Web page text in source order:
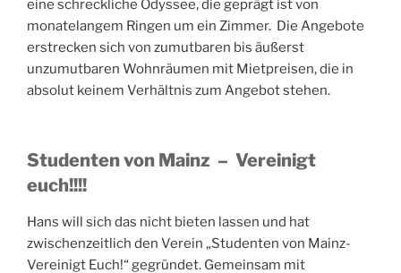
eine schreckliche Odyssee, die geprägt ist von
monatelangem Ringen um ein Zimmer. Die Angebote
erstrecken sich von zumutbaren bis äußerst
unzumutbaren Wohnräumen mit Mietpreisen, die in
absolut keinem Verhältnis zum Angebot stehen.
Studenten von Mainz – Vereinigt
euch!!!!
Hans will sich das nicht bieten lassen und hat
zwischenzeitlich den Verein „Studenten von Mainz-
Vereinigt Euch!“ gegründet. Gemeinsam mit